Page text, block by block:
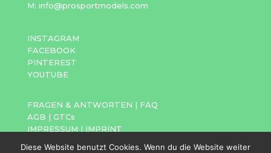
M: info@prosportmodels.com
INSTAGRAM
FACEBOOK
PINTEREST
YOUTUBE
FRAGEN & ANTWORTEN | FAQ
AGB | GTCs
IMPRESSUM | IMPRINT
Diese Website benutzt Cookies. Wenn du die Website weiter